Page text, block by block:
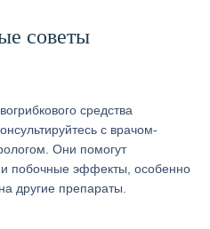
советы
средства
с врачом-
Они помогут
побочные эффекты, особенно
другие препараты.